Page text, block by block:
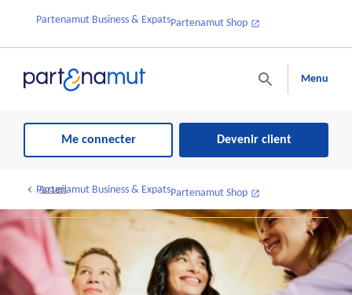
Partenamut Business & ExpatsPartenamut Shop
Menu
Me connecter Devenir client
Partenamut Business & ExpatsPartenamut Shop
Accueil